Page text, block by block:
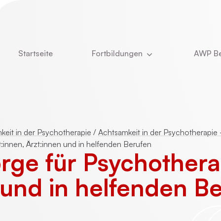
Startseite Fortbildungen
Kinder- und Jugendlichenpsychotherapie
Online-Vorträge
AWP
Was
Vita
in der Psychotherapie / Achtsamkeit in der
Ärzt:innen und in helfenden Berufen
für
in helfenden